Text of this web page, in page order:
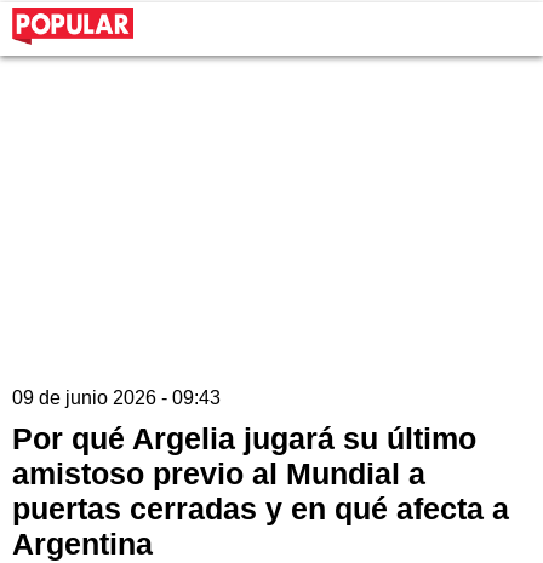
09 de junio 2026 - 09:43
Por qué Argelia jugará su último
amistoso previo al Mundial a
puertas cerradas y en qué afecta a
Argentina